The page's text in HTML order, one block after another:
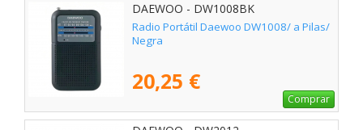
DAEWOO - DW1008BK
Radio Portátil Daewoo DW1008/ a Pilas/
Negra
20,25 €
Comprar